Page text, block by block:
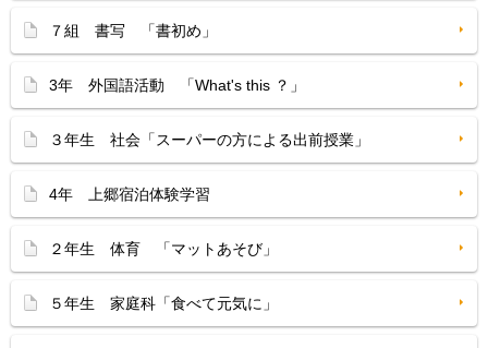
７組 書写 「書初め」
3年 外国語活動 「What's this ？」
３年生 社会「スーパーの方による出前授業」
4年 上郷宿泊体験学習
２年生 体育 「マットあそび」
５年生 家庭科「食べて元気に」